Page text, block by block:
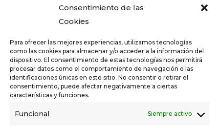
Consentimiento de las
Cookies
Para ofrecer las mejores experiencias, utilizamos tecnologías
como las cookies para almacenar y/o acceder a la información del
dispositivo. El consentimiento de estas tecnologías nos permitirá
procesar datos como el comportamiento de navegación o las
identificaciones únicas en este sitio. No consentir o retirar el
consentimiento, puede afectar negativamente a ciertas
características y funciones.
Funcional Siempre activo
CASTILLA Y LEÓN PALENCIA
España Vaciada Palencia y
CEOE Palencia se
comprometen a colaborar para